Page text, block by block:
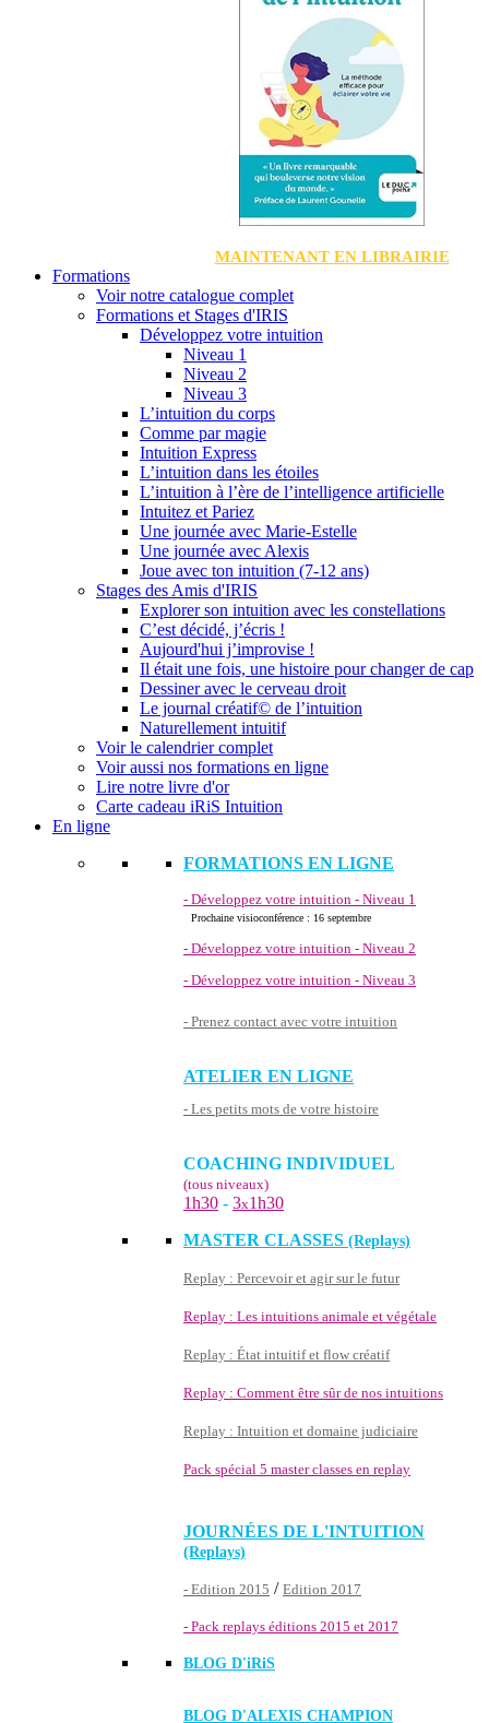
MAINTENANT EN LIBRAIRIE
Formations
Voir notre catalogue complet
Formations et Stages d'IRIS
Développez votre intuition
Niveau 1
Niveau 2
Niveau 3
L’intuition du corps
Comme par magie
Intuition Express
L’intuition dans les étoiles
L’intuition à l’ère de l’intelligence artificielle
Intuitez et Pariez
Une journée avec Marie-Estelle
Une journée avec Alexis
Joue avec ton intuition (7-12 ans)
Stages des Amis d'IRIS
Explorer son intuition avec les constellations
C’est décidé, j’écris !
Aujourd'hui j’improvise !
Il était une fois, une histoire pour changer de cap
Dessiner avec le cerveau droit
Le journal créatif© de l’intuition
Naturellement intuitif
Voir le calendrier complet
Voir aussi nos formations en ligne
Lire notre livre d'or
Carte cadeau iRiS Intuition
En ligne
FORMATIONS EN LIGNE
- Développez votre intuition - Niveau 1
Prochaine visioconférence : 16 septembre
- Développez votre intuition - Niveau 2
- Développez votre intuition - Niveau 3
- Prenez contact avec votre intuition
ATELIER EN LIGNE
- Les petits mots de votre histoire
COACHING INDIVIDUEL
(tous niveaux)
1h30 - 3x1h30
MASTER CLASSES (Replays)
Replay : Percevoir et agir sur le futur
Replay : Les intuitions animale et végétale
Replay : État intuitif et flow créatif
Replay : Comment être sûr de nos intuitions
Replay : Intuition et domaine judiciaire
Pack spécial 5 master classes en replay
JOURNÉES DE L'INTUITION
(Replays)
- Edition 2015 / Edition 2017
- Pack replays éditions 2015 et 2017
BLOG D'iRiS
BLOG D'ALEXIS CHAMPION